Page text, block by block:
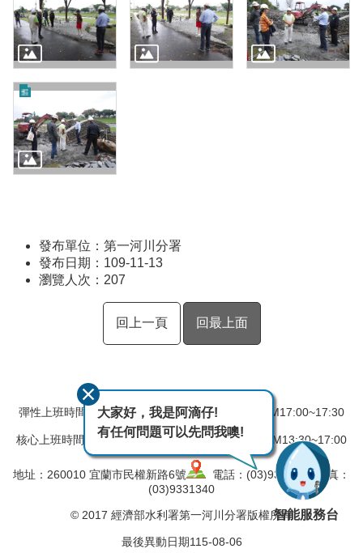
發布單位：第一河川分署
發布日期：109-11-13
瀏覽人次： 207
回上一頁 回最上面
彈性上班時間：AM08:00~08:30 彈性下班時間：PM17:00~17:30
核心上班時間：星期一 ~ 星期五 AM08:30~12:30 PM13:30~17:00
地址：260010 宜蘭市民權新路6號
電話：(03)9324031 傳真：
(03)9331340
© 2017 經濟部水利署第一河川分署版權所有
最後異動日期115-08-06
大家好，我是阿滴仔!
有任何問題可以先問我噢!
智能服務台